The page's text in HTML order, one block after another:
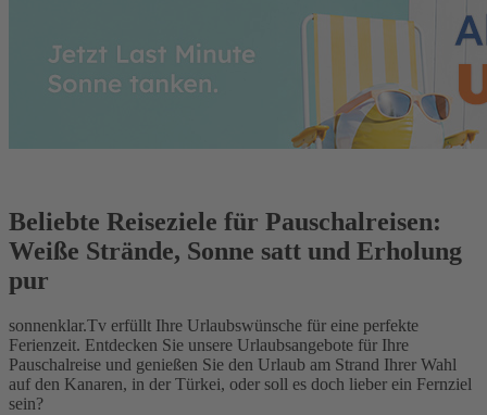
Beliebte Reiseziele für Pauschalreisen:
Weiße Strände, Sonne satt und Erholung
pur
sonnenklar.Tv erfüllt Ihre Urlaubswünsche für eine perfekte
Ferienzeit. Entdecken Sie unsere Urlaubsangebote für Ihre
Pauschalreise und genießen Sie den Urlaub am Strand Ihrer Wahl
auf den Kanaren, in der Türkei, oder soll es doch lieber ein Fernziel
sein?